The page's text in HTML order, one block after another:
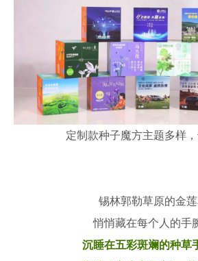
定制款种子魔方主题多样
锡林郭勒草原的金
悄悄藏在每个人的手
沉睡在五彩斑斓的种草